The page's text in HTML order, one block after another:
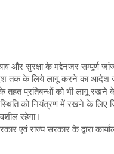
और सुरक्षा के मद्देनजर सम्पूर्ण
तक के लिये लागू करने का आदेश
तहत प्रतिबन्धों को भी लागू
को नियंत्रण में रखने के लिए
रहेगा।
एवं राज्य सरकार के द्वारा